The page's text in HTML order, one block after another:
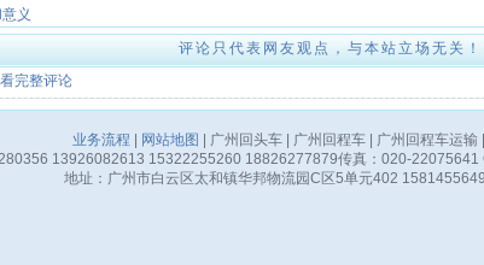
义
评论只代表网友观点，与本站立场无关！
完整评论
业务流程 网站地图
| 广州回头车 | 广州回程车 | 广州回程车运输 |
13926082613 15322255260 18826277879传真：020-22075641
地址：广州市白云区太和镇华邦物流园C区5单元402